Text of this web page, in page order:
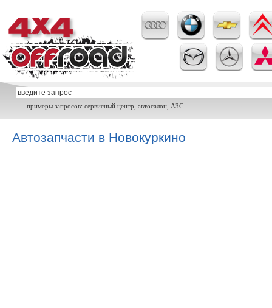
примеры запросов: сервисный центр, автосалон, АЗС
Автозапчасти в Новокуркино